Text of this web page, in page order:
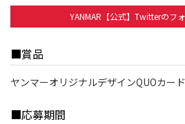
YANMAR【公式】Twitterのフ
■賞品
ヤンマーオリジナルデザインQUOカー
■応募期間